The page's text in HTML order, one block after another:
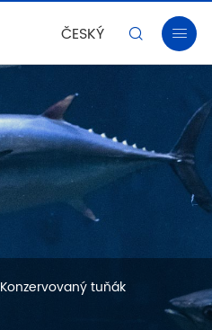
ČESKÝ  
Konzervovaný tuňák